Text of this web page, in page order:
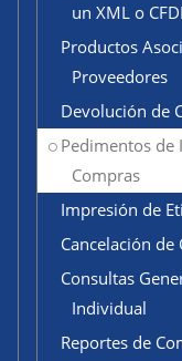
un XML o CFDI
Productos
Proveedores
Devolución de
Pedimentos de
Compras
Impresión de
Cancelación de
Consultas
Individual
Reportes de